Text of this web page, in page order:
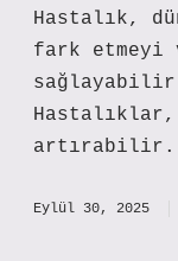
Hastalık,
fark etmeyi
artırabilir.
Eylül 30, 2025